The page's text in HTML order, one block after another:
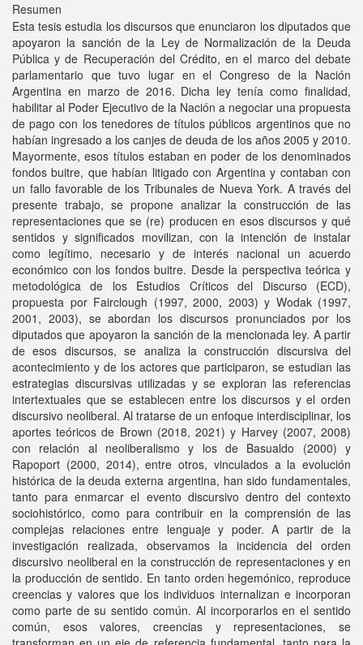
Resumen
Esta tesis estudia los discursos que enunciaron los diputados que
apoyaron la sanción de la Ley de Normalización de la Deuda
Pública y de Recuperación del Crédito, en el marco del debate
parlamentario que tuvo lugar en el Congreso de la Nación
Argentina en marzo de 2016. Dicha ley tenía como finalidad,
habilitar al Poder Ejecutivo de la Nación a negociar una propuesta
de pago con los tenedores de títulos públicos argentinos que no
habían ingresado a los canjes de deuda de los años 2005 y 2010.
Mayormente, esos títulos estaban en poder de los denominados
fondos buitre, que habían litigado con Argentina y contaban con
un fallo favorable de los Tribunales de Nueva York. A través del
presente trabajo, se propone analizar la construcción de las
representaciones que se (re) producen en esos discursos y qué
sentidos y significados movilizan, con la intención de instalar
como legítimo, necesario y de interés nacional un acuerdo
económico con los fondos buitre. Desde la perspectiva teórica y
metodológica de los Estudios Críticos del Discurso (ECD),
propuesta por Fairclough (1997, 2000, 2003) y Wodak (1997,
2001, 2003), se abordan los discursos pronunciados por los
diputados que apoyaron la sanción de la mencionada ley. A partir
de esos discursos, se analiza la construcción discursiva del
acontecimiento y de los actores que participaron, se estudian las
estrategias discursivas utilizadas y se exploran las referencias
intertextuales que se establecen entre los discursos y el orden
discursivo neoliberal. Al tratarse de un enfoque interdisciplinar, los
aportes teóricos de Brown (2018, 2021) y Harvey (2007, 2008)
con relación al neoliberalismo y los de Basualdo (2000) y
Rapoport (2000, 2014), entre otros, vinculados a la evolución
histórica de la deuda externa argentina, han sido fundamentales,
tanto para enmarcar el evento discursivo dentro del contexto
sociohistórico, como para contribuir en la comprensión de las
complejas relaciones entre lenguaje y poder. A partir de la
investigación realizada, observamos la incidencia del orden
discursivo neoliberal en la construcción de representaciones y en
la producción de sentido. En tanto orden hegemónico, reproduce
creencias y valores que los individuos internalizan e incorporan
como parte de su sentido común. Al incorporarlos en el sentido
común, esos valores, creencias y representaciones, se